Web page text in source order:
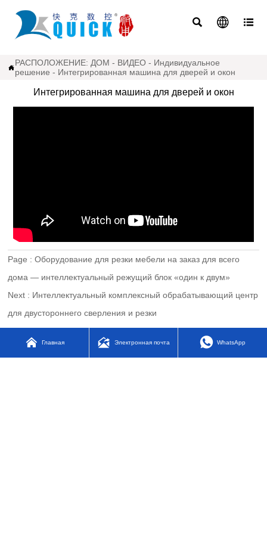
  
РАСПОЛОЖЕНИЕ: ДОМ - ВИДЕО - Индивидуальное
решение - Интегрированная машина для дверей и окон
Интегрированная машина для дверей и окон
Page :Оборудование для резки мебели на заказ для всего
дома — интеллектуальный режущий блок «один к двум»
Next : Интеллектуальный комплексный обрабатывающий центр
для двустороннего сверления и резки
 Главная  Электронная почта  WhatsApp